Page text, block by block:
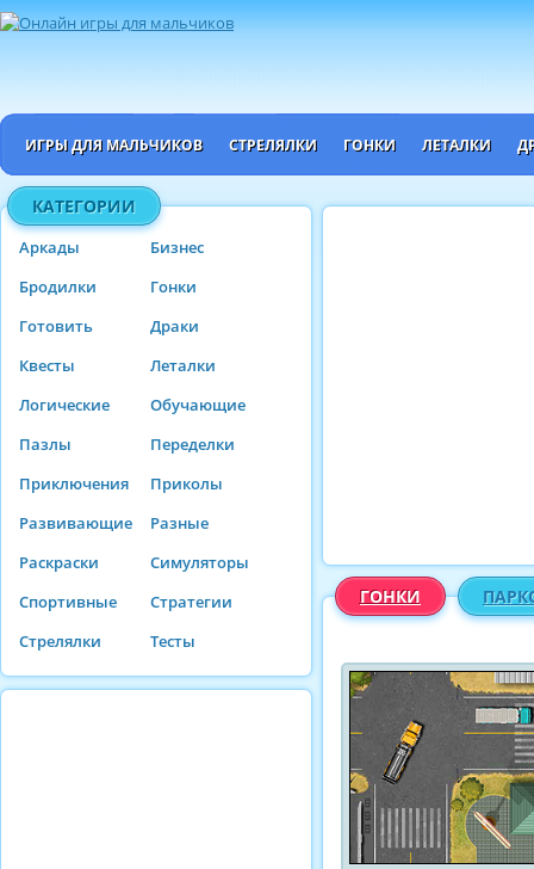
ИГРЫ ДЛЯ МАЛЬЧИКОВ СТРЕЛЯЛКИ ГОНКИ ЛЕТАЛКИ
КАТЕГОРИИ
Аркады
Бизнес
Бродилки
Гонки
Готовить
Драки
Квесты
Леталки
Логические
Обучающие
Пазлы
Переделки
Приключения
Приколы
Развивающие
Разные
Раскраски
Симуляторы
Спортивные
Стратегии
Стрелялки
Тесты
ГОНКИ